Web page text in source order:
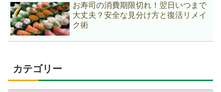
お寿司の消費期限切れ！翌日いつまで
大丈夫？安全な見分け方と復活リメイ
ク術
カテゴリー